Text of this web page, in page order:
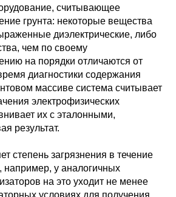
считывающее
грунта: некоторые вещества
диэлектрические, либо
чем по своему
на порядки отличаются от
диагностики содержания
массиве система считывает
электрофизических
их с эталонными,
результат.
степень загрязнения в течение
например, у аналогичных
на это уходит не менее
условиях для получения